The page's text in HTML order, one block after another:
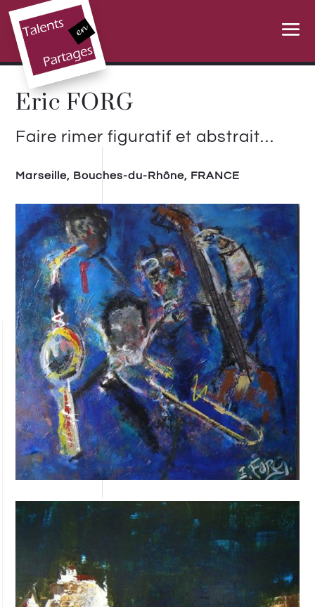
Eric FORG
Faire rimer figuratif et abstrait…
Marseille, Bouches-du-Rhône, FRANCE